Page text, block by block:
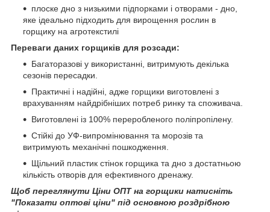
плоске дно з низькими підпорками і отворами - дно,
яке ідеально підходить для вирощення рослин в
горщику на агротекстилі
Переваги даних горщиків для розсади:
Багаторазові у використанні, витримують декілька
сезонів пересадки.
Практичні і надійні, адже горщики виготовлені з
врахуванням найдрібніших потреб ринку та споживача.
Виготовлені із 100% переробленого поліпропілену.
Стійкі до УФ-випромінювання та морозів та
витримують механічні пошкодження.
Щільний пластик стінок горщика та дно з достатньою
кількість отворів для ефективного дренажу.
Щоб переглянути Ціни ОПТ на горщики натисніть
"Показати оптові ціни" під основною роздрібною